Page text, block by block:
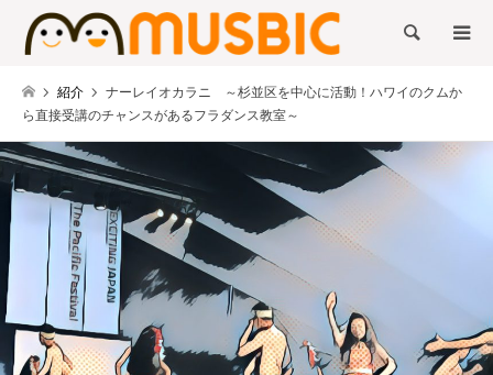
検索
紹介
ナーレイオカラニ ～杉並区を中心に活動！ハワイのクムか
ら直接受講のチャンスがあるフラダンス教室～